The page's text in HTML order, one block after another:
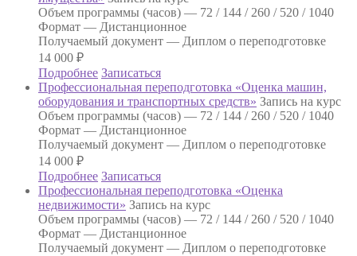
Объем программы (часов) — 72 / 144 / 260 / 520 / 1040
Формат — Дистанционное
Получаемый документ — Диплом о переподготовке
14 000 ₽
Подробнее Записаться
Профессиональная переподготовка «Оценка машин,
оборудования и транспортных средств» Запись на курс
Объем программы (часов) — 72 / 144 / 260 / 520 / 1040
Формат — Дистанционное
Получаемый документ — Диплом о переподготовке
14 000 ₽
Подробнее Записаться
Профессиональная переподготовка «Оценка
недвижимости» Запись на курс
Объем программы (часов) — 72 / 144 / 260 / 520 / 1040
Формат — Дистанционное
Получаемый документ — Диплом о переподготовке